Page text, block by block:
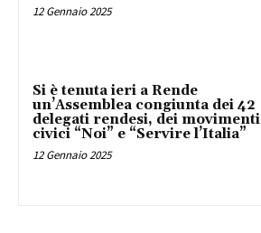
12 Gennaio 2025
Si è tenuta ieri a Rende
un’Assemblea congiunta dei 42
delegati rendesi, dei movimenti
civici “Noi” e “Servire l’Italia”
12 Gennaio 2025